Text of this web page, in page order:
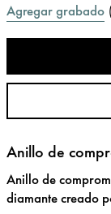
Agregar grabado (
Anillo de
Anillo de
diamante creado